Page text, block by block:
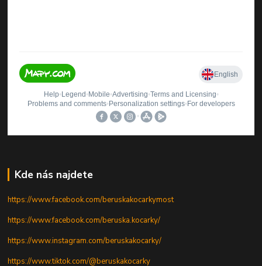
Kde nás najdete
https://www.facebook.com/beruskakocarkymost
https://www.facebook.com/beruska.kocarky/
https://www.instagram.com/beruskakocarky/
https://www.tiktok.com/@beruskakocarky